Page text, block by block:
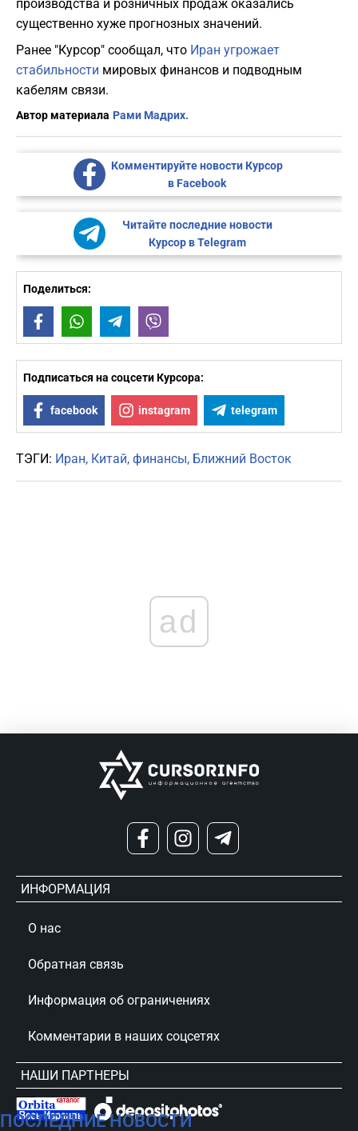
производства и розничных продаж оказались
существенно хуже прогнозных значений.
Ранее "Курсор" сообщал, что Иран угрожает
стабильности мировых финансов и подводным
кабелям связи.
Автор материала Рами Мадрих.
Комментируйте новости Курсор
в Facebook
Читайте последние новости
Курсор в Telegram
Поделиться:
FacebookWhatsAppTelegram
Подписаться на соцсети Курсора:
facebook instagram telegram
ТЭГИ: Иран Китай финансы Ближний Восток
ПОСЛЕДНИЕ НОВОСТИ
ad
ИНФОРМАЦИЯ
О нас
Обратная связь
Информация об ограничениях
Комментарии в наших соцсетях
НАШИ ПАРТНЕРЫ